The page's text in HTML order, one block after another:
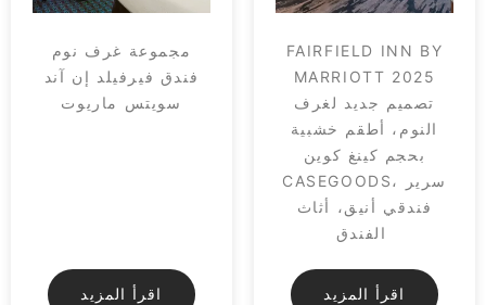
مجموعة غرف نوم
فندق فيرفيلد إن آند
سويتس ماريوت
اقرأ المزيد
FAIRFIELD INN BY
MARRIOTT 2025
تصميم جديد لغرف
النوم، أطقم خشبية
بحجم كينغ كوين
CASEGOODS، سرير
فندقي أنيق، أثاث
اقرأ المزيد